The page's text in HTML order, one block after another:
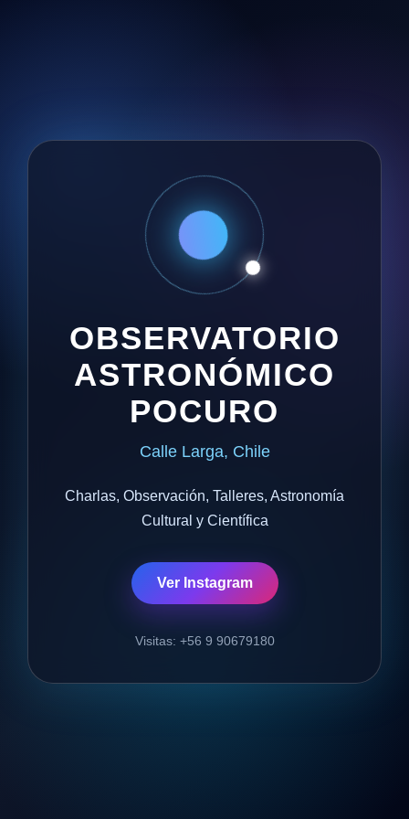
OBSERVATORIO
ASTRONÓMICO
POCURO
Calle Larga, Chile
Charlas, Observación, Talleres, Astronomía
Cultural y Científica
Ver Instagram
Visitas: +56 9 90679180